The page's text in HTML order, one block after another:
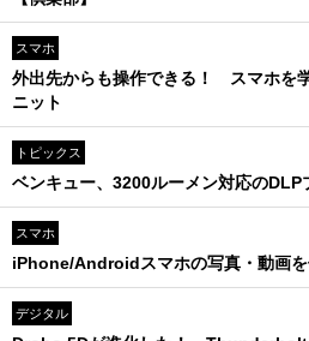
スマホ
外出先からも操作できる！ スマホを
ニット
トピックス
ベンキュー、3200ルーメン対応のDLP
スマホ
iPhone/Androidスマホの写真・動画
デジタル